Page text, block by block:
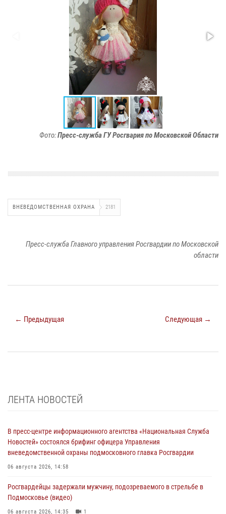
Фото:Пресс-служба ГУ Росгвария по Московской Области
ВНЕВЕДОМСТВЕННАЯ ОХРАНА 2181
Пресс-служба Главного управления Росгвардии по Московской
области
← Предыдущая Следующая →
ЛЕНТА НОВОСТЕЙ
В пресс-центре информационного агентства «Национальная Служба
Новостей» состоялся брифинг офицера Управления
вневедомственной охраны подмосковного главка Росгвардии
06 августа 2026, 14:58
Росгвардейцы задержали мужчину, подозреваемого в стрельбе в
Подмосковье (видео)
06 августа 2026, 14:35 1